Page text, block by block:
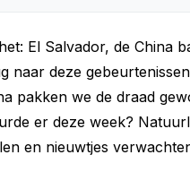
El Salvador, de China
deze
pakken we de draad
er deze week?
en nieuwtjes